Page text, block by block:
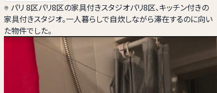
パリ 8区パリ8区の家具付きスタジオパリ8区、キッチン付きの
家具付きスタジオ。一人暮らしで自炊しながら滞在するのに向い
た物件でした。